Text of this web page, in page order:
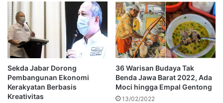
Sekda Jabar Dorong
Pembangunan Ekonomi
Kerakyatan Berbasis
Kreativitas
36 Warisan Budaya Tak
Benda Jawa Barat 2022, Ada
Moci hingga Empal Gentong
13/02/2022